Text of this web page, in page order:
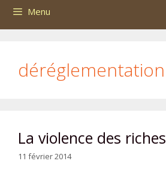
Menu
déréglementation
La violence des riches
11 février 2014